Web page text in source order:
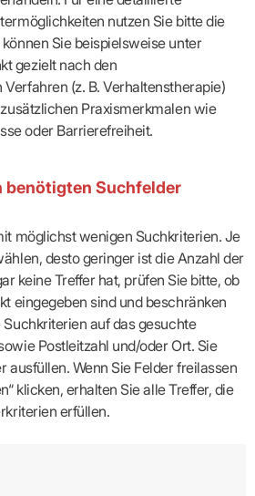
nutzen Sie bitte die
können Sie beispielsweise unter
gezielt nach den
(z. B. Verhaltenstherapie)
Praxismerkmalen wie
oder Barrierefreiheit.
benötigten Suchfelder
möglichst wenigen Suchkriterien. Je
desto geringer ist die Anzahl der
keine Treffer hat, prüfen Sie bitte, ob
eingegeben sind und beschränken
auf das gesuchte
Postleitzahl und/oder Ort. Sie
ausfüllen. Wenn Sie Felder freilassen
klicken, erhalten Sie alle Treffer, die
erfüllen.